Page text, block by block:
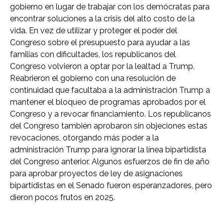
gobierno en lugar de trabajar con los demócratas para
encontrar soluciones a la crisis del alto costo de la
vida. En vez de utilizar y proteger el poder del
Congreso sobre el presupuesto para ayudar a las
familias con dificultades, los republicanos del
Congreso volvieron a optar por la lealtad a Trump.
Reabrieron el gobierno con una resolución de
continuidad que facultaba a la administración Trump a
mantener el bloqueo de programas aprobados por el
Congreso y a revocar financiamiento. Los republicanos
del Congreso también aprobaron sin objeciones estas
revocaciones, otorgando más poder a la
administración Trump para ignorar la línea bipartidista
del Congreso anterior. Algunos esfuerzos de fin de año
para aprobar proyectos de ley de asignaciones
bipartidistas en el Senado fueron esperanzadores, pero
dieron pocos frutos en 2025.